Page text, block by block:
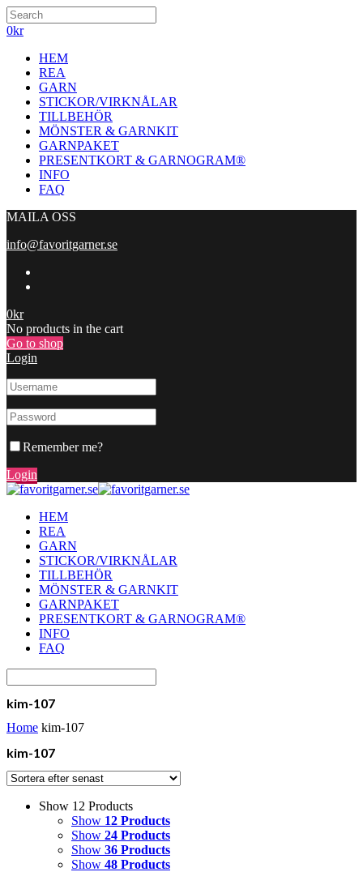
0kr
HEM
REA
GARN
STICKOR/VIRKNÅLAR
TILLBEHÖR
MÖNSTER & GARNKIT
GARNPAKET
PRESENTKORT & GARNOGRAM®
INFO
FAQ
MAILA OSS
info@favoritgarner.se
0kr
No products in the cart
Go to shop
Login
Remember me?
Login
HEM
REA
GARN
STICKOR/VIRKNÅLAR
TILLBEHÖR
MÖNSTER & GARNKIT
GARNPAKET
PRESENTKORT & GARNOGRAM®
INFO
FAQ
kim-107
Home kim-107
kim-107
Show 12 Products
Show 12 Products
Show 24 Products
Show 36 Products
Show 48 Products